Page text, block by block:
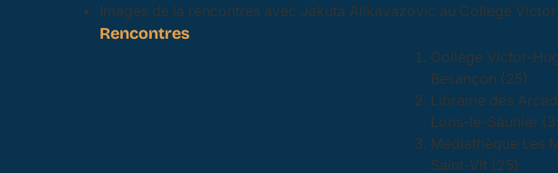
Images de la rencontres avec Jakuta Alikavazovic au Collège
Rencontres
Collège Victor-
Besançon (25)
Librairie des
Lons-le-Saunier
Médiathèque Les
Saint-Vit (25)